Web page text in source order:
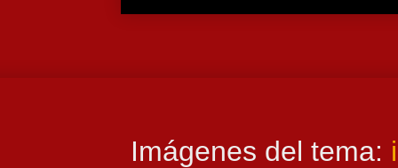
Imágenes del tema: